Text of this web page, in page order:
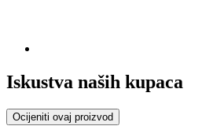
Iskustva naših kupaca
Ocijeniti ovaj proizvod